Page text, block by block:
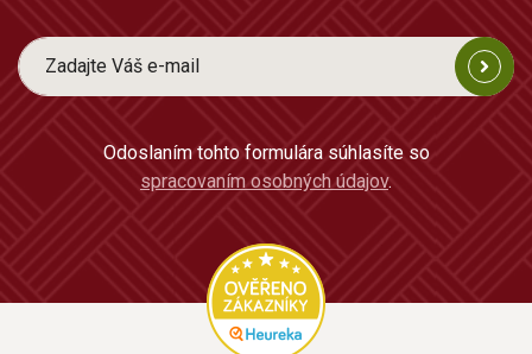
Odoslaním tohto formulára súhlasíte so
spracovaním osobných údajov.